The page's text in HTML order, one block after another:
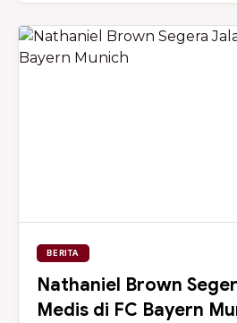
BERITA
Nathaniel Brown
Medis di FC Bayern